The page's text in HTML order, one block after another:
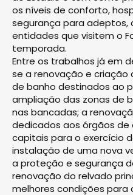
os níveis de conforto,
segurança para adeptos,
entidades que visitem o
temporada.
Entre os trabalhos já em
se a renovação e criação
de banho destinados ao
ampliação das zonas de
nas bancadas; a
dedicados aos órgãos de
capitais para o exercício
instalação de uma nova
a proteção e segurança
renovação do relvado
melhores condições para